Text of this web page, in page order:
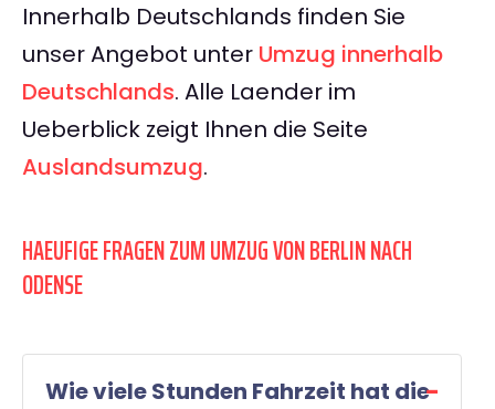
Innerhalb Deutschlands finden Sie
unser Angebot unter Umzug innerhalb
Deutschlands. Alle Laender im
Ueberblick zeigt Ihnen die Seite
Auslandsumzug.
HAEUFIGE FRAGEN ZUM UMZUG VON BERLIN NACH
ODENSE
Wie viele Stunden Fahrzeit hat die